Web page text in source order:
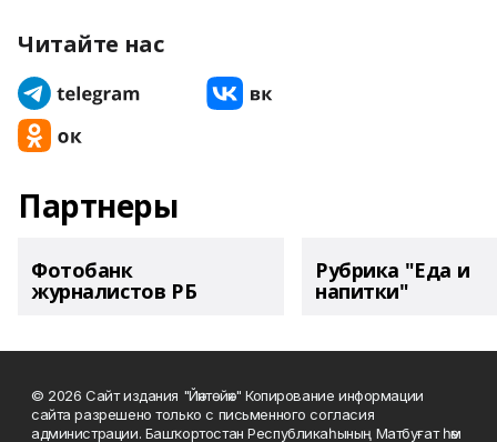
Читайте нас
Партнеры
Фотобанк
журналистов РБ
Рубрика "Еда и
напитки"
© 2026 Сайт издания "Йәнтөйәк" Копирование информации
сайта разрешено только с письменного согласия
администрации. Башҡортостан Республикаһының Матбуғат һәм